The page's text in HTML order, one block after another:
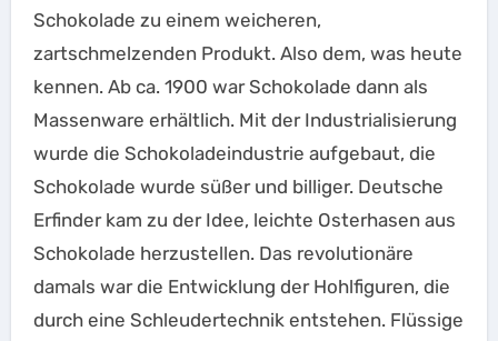
Schokolade zu einem weicheren,
zartschmelzenden Produkt. Also dem, was heute
kennen. Ab ca. 1900 war Schokolade dann als
Massenware erhältlich. Mit der Industrialisierung
wurde die Schokoladeindustrie aufgebaut, die
Schokolade wurde süßer und billiger. Deutsche
Erfinder kam zu der Idee, leichte Osterhasen aus
Schokolade herzustellen. Das revolutionäre
damals war die Entwicklung der Hohlfiguren, die
durch eine Schleudertechnik entstehen. Flüssige